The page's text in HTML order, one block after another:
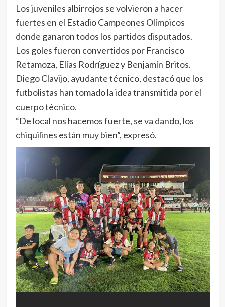
Los juveniles albirrojos se volvieron a hacer
fuertes en el Estadio Campeones Olímpicos
donde ganaron todos los partidos disputados.
Los goles fueron convertidos por Francisco
Retamoza, Elías Rodríguez y Benjamín Britos.
Diego Clavijo, ayudante técnico, destacó que los
futbolistas han tomado la idea transmitida por el
cuerpo técnico.
“De local nos hacemos fuerte, se va dando, los
chiquilines están muy bien”, expresó.